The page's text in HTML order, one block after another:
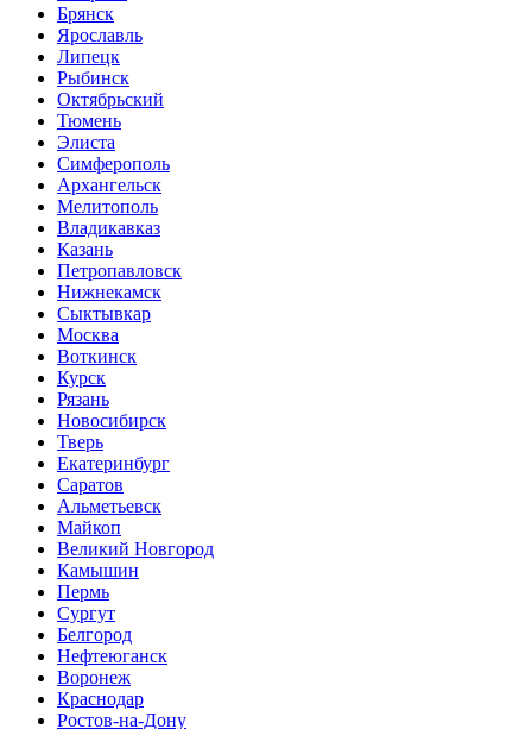
Брянск
Ярославль
Липецк
Рыбинск
Октябрьский
Тюмень
Элиста
Симферополь
Архангельск
Мелитополь
Владикавказ
Казань
Петропавловск
Нижнекамск
Сыктывкар
Москва
Воткинск
Курск
Рязань
Новосибирск
Тверь
Екатеринбург
Саратов
Альметьевск
Майкоп
Великий Новгород
Камышин
Пермь
Сургут
Белгород
Нефтеюганск
Воронеж
Краснодар
Ростов-на-Дону